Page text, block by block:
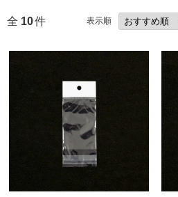
全 10件 表示順